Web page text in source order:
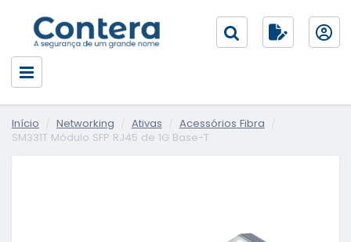
Início Networking Ativas
Acessórios Fibra
SM331T Módulo SFP RJ45 de 1G Base-T